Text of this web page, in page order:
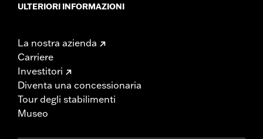
ULTERIORI INFORMAZIONI
La nostra azienda
Carriere
Investitori
Diventa una concessionaria
Tour degli stabilimenti
Museo